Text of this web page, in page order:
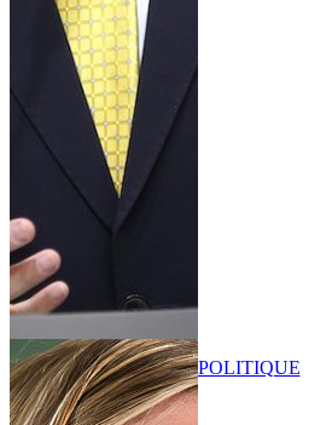
POLITIQUE